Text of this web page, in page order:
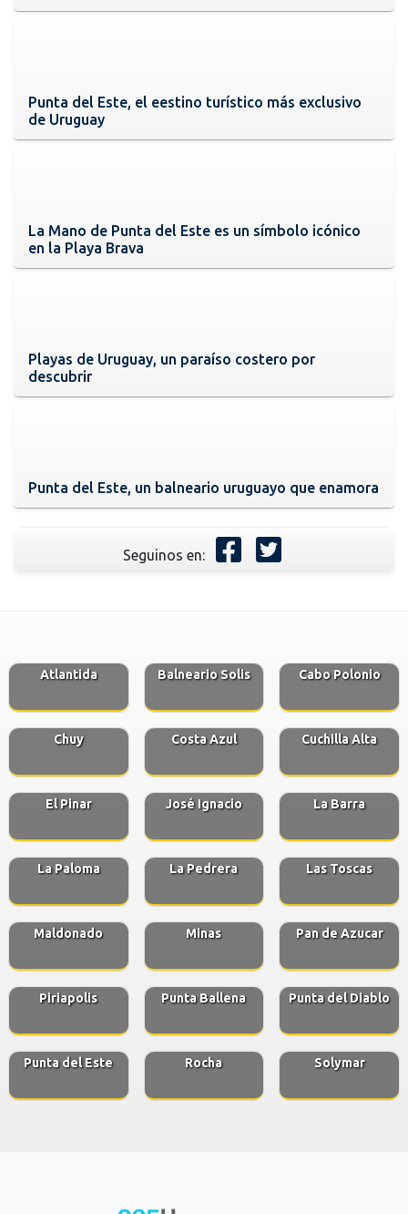
Punta del Este, el eestino turístico más exclusivo
de Uruguay
La Mano de Punta del Este es un símbolo icónico
en la Playa Brava
Playas de Uruguay, un paraíso costero por
descubrir
Punta del Este, un balneario uruguayo que enamora
Seguinos en:
Atlantida Balneario Solis Cabo Polonio
Chuy Costa Azul Cuchilla Alta
El Pinar José Ignacio La Barra
La Paloma La Pedrera Las Toscas
Maldonado Minas Pan de Azucar
Piriapolis Punta Ballena Punta del Diablo
Punta del Este Rocha Solymar